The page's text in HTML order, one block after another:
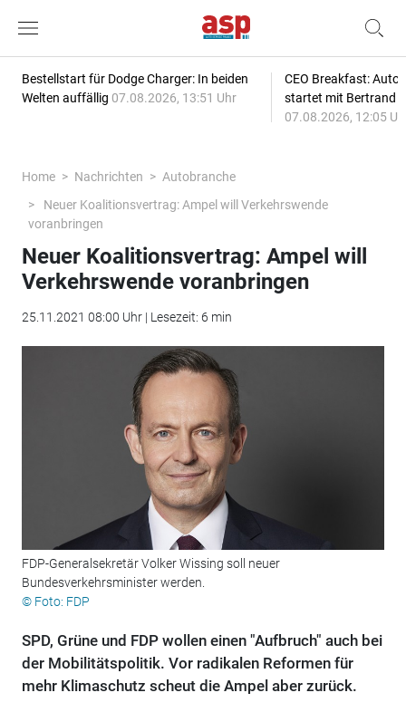
Bestellstart für Dodge Charger: In beiden
Welten auffällig 07.08.2026, 13:51 Uhr
CEO Breakfast:
startet mit Bertrand
07.08.2026, 12:05
Home Nachrichten
Autobranche
Neuer Koalitionsvertrag: Ampel will Verkehrswende
voranbringen
Neuer Koalitionsvertrag: Ampel will
Verkehrswende voranbringen
25.11.2021 08:00 Uhr | Lesezeit: 6 min
FDP-Generalsekretär Volker Wissing soll neuer
Bundesverkehrsminister werden.
© Foto: FDP
SPD, Grüne und FDP wollen einen "Aufbruch" auch bei
der Mobilitätspolitik. Vor radikalen Reformen für
mehr Klimaschutz scheut die Ampel aber zurück.